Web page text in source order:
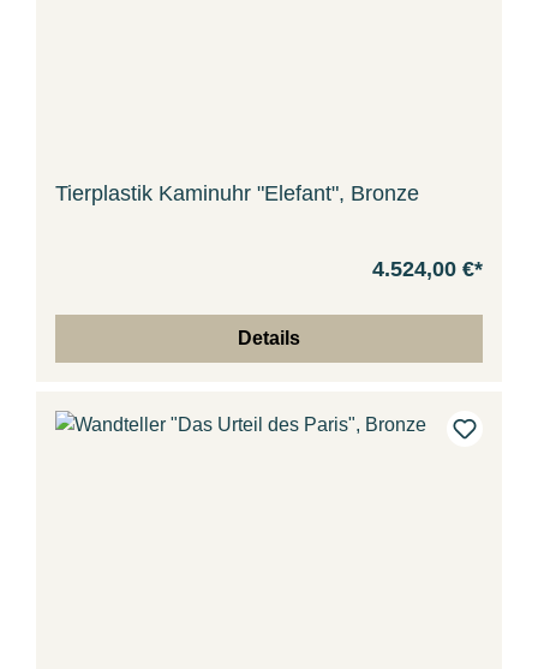
Tierplastik Kaminuhr "Elefant", Bronze
4.524,00 €*
Details